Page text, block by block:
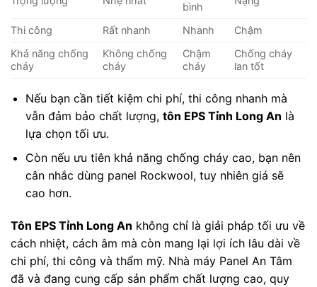
bình
Thi công Rất nhanh Nhanh
Chậm
Khả năng chống
cháy
Không chống
cháy
Chậm
cháy
Chống cháy
lan tốt
Nếu bạn cần tiết kiệm chi phí, thi công nhanh mà
vẫn đảm bảo chất lượng, tôn EPS Tỉnh Long An là
lựa chọn tối ưu.
Còn nếu ưu tiên khả năng chống cháy cao, bạn nên
cân nhắc dùng panel Rockwool, tuy nhiên giá sẽ
cao hơn.
Tôn EPS Tỉnh Long An không chỉ là giải pháp tối ưu về
cách nhiệt, cách âm mà còn mang lại lợi ích lâu dài về
chi phí, thi công và thẩm mỹ. Nhà máy Panel An Tâm
đã và đang cung cấp sản phẩm chất lượng cao, quy